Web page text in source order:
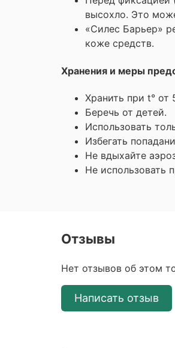
высохло. Это
«Силес Барьер»
коже средств.
Хранения и меры
Хранить при t° от
Беречь от детей.
Использовать
Избегать
Не вдыхайте
Не использовать
Отзывы
Нет отзывов об этом
Написать отзыв